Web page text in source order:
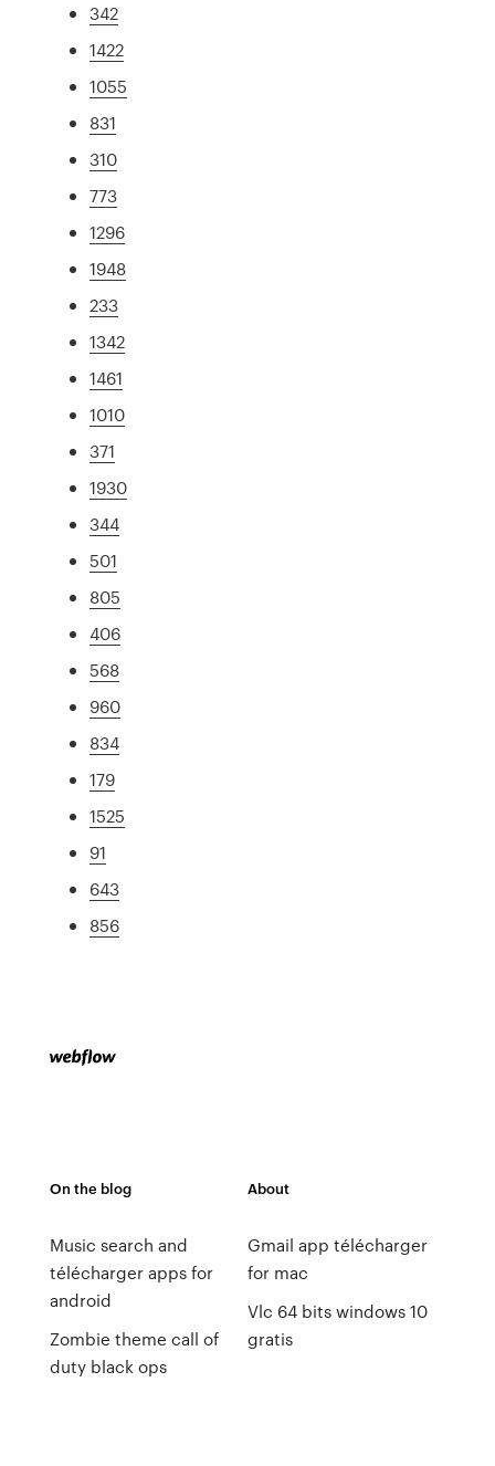
342
1422
1055
831
310
773
1296
1948
233
1342
1461
1010
371
1930
344
501
805
406
568
960
834
179
1525
91
643
856
On the blog
Music search and
télécharger apps for
android
Zombie theme call of
duty black ops
About
Gmail app télécharger
for mac
Vlc 64 bits windows 10
gratis